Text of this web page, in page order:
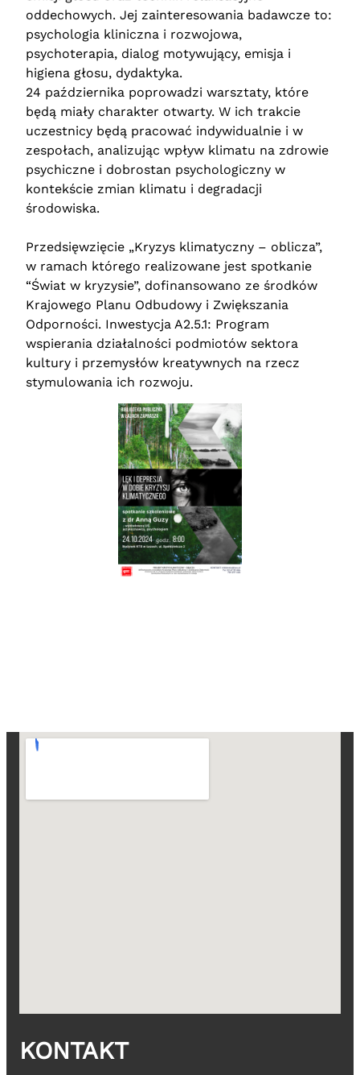
oddechowych. Jej zainteresowania badawcze to:
psychologia kliniczna i rozwojowa,
psychoterapia, dialog motywujący, emisja i
higiena głosu, dydaktyka.
24 października poprowadzi warsztaty, które
będą miały charakter otwarty. W ich trakcie
uczestnicy będą pracować indywidualnie i w
zespołach, analizując wpływ klimatu na zdrowie
psychiczne i dobrostan psychologiczny w
kontekście zmian klimatu i degradacji
środowiska.
Przedsięwzięcie „Kryzys klimatyczny – oblicza”,
w ramach którego realizowane jest spotkanie
“Świat w kryzysie”, dofinansowano ze środków
Krajowego Planu Odbudowy i Zwiększania
Odporności. Inwestycja A2.5.1: Program
wspierania działalności podmiotów sektora
kultury i przemysłów kreatywnych na rzecz
stymulowania ich rozwoju.
KONTAKT